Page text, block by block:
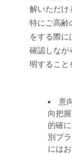
解いただけ
特にご高齢
をする際に
確認しなが
明すること
意
向把
的確
別プ
には